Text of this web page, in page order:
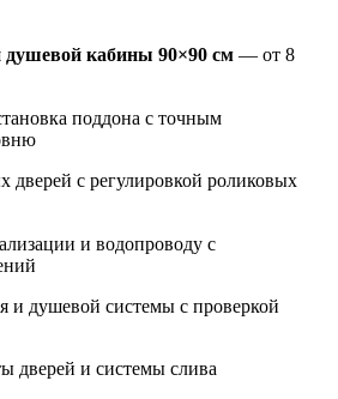
душевой кабины 90×90 см — от 8
поддона с точным
с регулировкой роликовых
и водопроводу с
и душевой системы с проверкой
дверей и системы слива